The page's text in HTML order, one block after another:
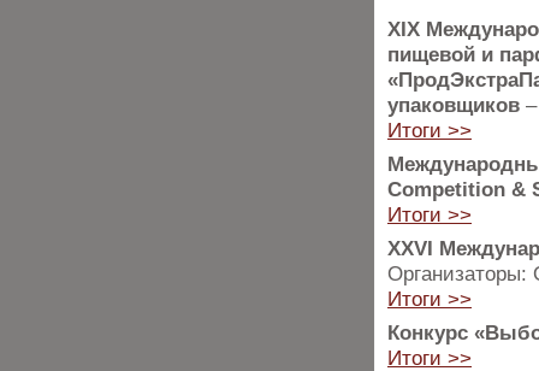
XIX
пищевой и
упаковщиков
Итоги >>
Competition &
Итоги >>
XXVI
Итоги >>
Конкурс
Итоги >>